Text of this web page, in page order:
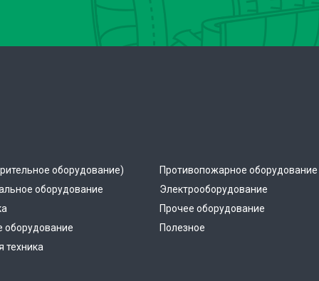
оборудование)
оборудование
оборудование
техника
Противопожарное оборудование
Электрооборудование
Прочее оборудование
Полезное